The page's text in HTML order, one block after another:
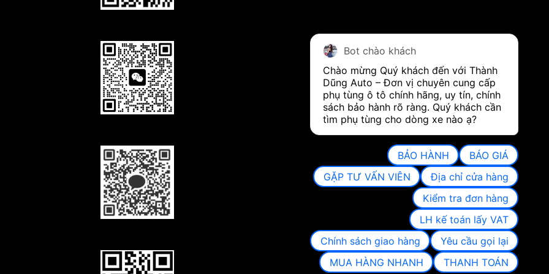
Bot chào khách
Chào mừng Quý khách đến với Thành
Dũng Auto – Đơn vị chuyên cung cấp
phụ tùng ô tô chính hãng, uy tín, chính
sách bảo hành rõ ràng. Quý khách cần
tìm phụ tùng cho dòng xe nào ạ?
BẢO HÀNH
BÁO GIÁ
GẶP TƯ VẤN VIÊN
Địa chỉ cửa hàng
Kiểm tra đơn hàng
LH kế toán lấy VAT
Chính sách giao hàng
Yêu cầu gọi lại
MUA HÀNG NHANH
THANH TOÁN